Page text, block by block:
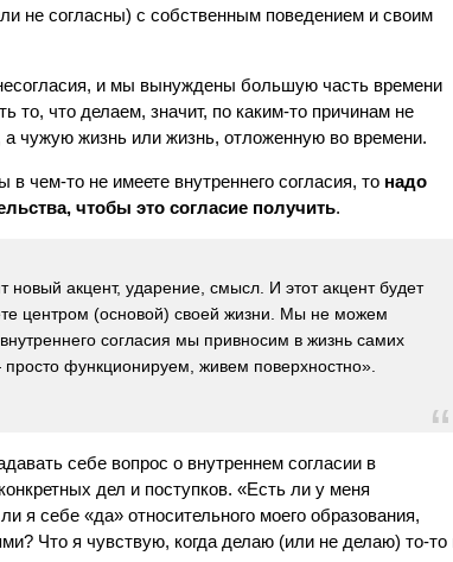
не согласны) с собственным поведением и своим
и мы вынуждены большую часть времени
то, что делаем, значит, по каким-то причинам не
чужую жизнь или жизнь, отложенную во времени.
в чем-то не имеете внутреннего согласия, то надо
чтобы это согласие получить.
новый акцент, ударение, смысл. И этот акцент будет
центром (основой) своей жизни. Мы не можем
согласия мы привносим в жизнь самих
функционируем, живем поверхностно».
себе вопрос о внутреннем согласии в
дел и поступков. «Есть ли у меня
я себе «да» относительного моего образования,
Что я чувствую, когда делаю (или не делаю) то-то